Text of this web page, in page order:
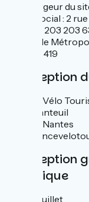
L'hébergeur du
Siège social : 2
Tél. : 08 203 203
RCS Lille
424 761 419
Conception
France Vélo
5 rue Santeuil
44000, Nantes
Conception
technique
StudioJuillet